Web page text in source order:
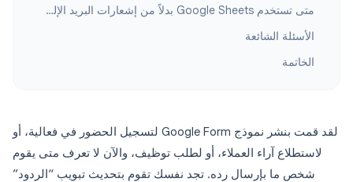
متى تستخدم Google Sheets بدلاً من إشعارات البريد الإلكتروني؟
الأسئلة الشائعة
الخاتمة
لقد قمت بنشر نموذج Google Form لتسجيل الحضور في فعالية، أو
لاستطلاع آراء العملاء، أو لطلب توظيف، والآن لا تعرف متى يقوم
شخص ما بإرسال رده. تجد نفسك تقوم بتحديث تبويب “الردود”